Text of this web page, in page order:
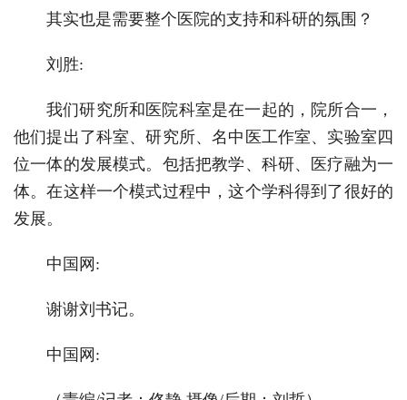
其实也是需要整个医院的支持和科研的氛围？
刘胜:
我们研究所和医院科室是在一起的，院所合一，
他们提出了科室、研究所、名中医工作室、实验室四
位一体的发展模式。包括把教学、科研、医疗融为一
体。在这样一个模式过程中，这个学科得到了很好的
发展。
中国网:
谢谢刘书记。
中国网: